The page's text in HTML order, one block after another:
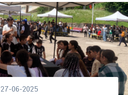
27-06-2025